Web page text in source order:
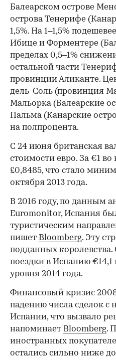
Балеарском острове
острова Тенерифе
1,5%. На 1–1,5%
Ибице и Форментере
пределах 0,5–1%
остальной части
провинции Аликанте.
дель-Соль (провинция
Мальорка (Балеарские
Пальма (Канарские
на полпроцента.
С 24 июня британская
стоимости евро. За €1
£0,8485, что стало
октября 2013 года.
В 2016 году, по данным
Euromonitor, Испания
туристическим
пишет Bloomberg. Эту
подданных
поездки в Испанию
уровня 2014 года.
Финансовый кризис
падению числа сделок с
Испании, что вызвало
напоминает Bloomberg.
иностранных
остались сильно ниже